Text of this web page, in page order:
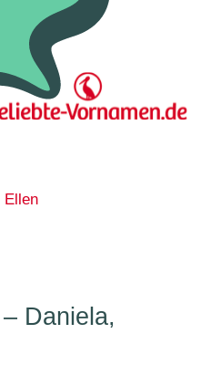
Ellen
Daniela,